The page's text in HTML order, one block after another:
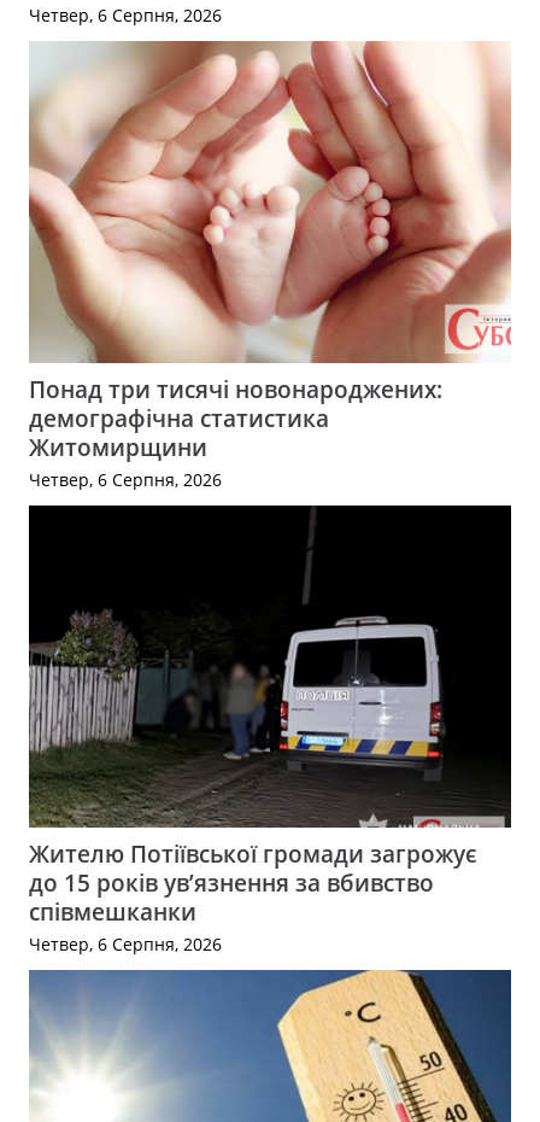
Четвер, 6 Серпня, 2026
Понад три тисячі новонароджених:
демографічна статистика
Житомирщини
Четвер, 6 Серпня, 2026
Жителю Потіївської громади загрожує
до 15 років ув’язнення за вбивство
співмешканки
Четвер, 6 Серпня, 2026